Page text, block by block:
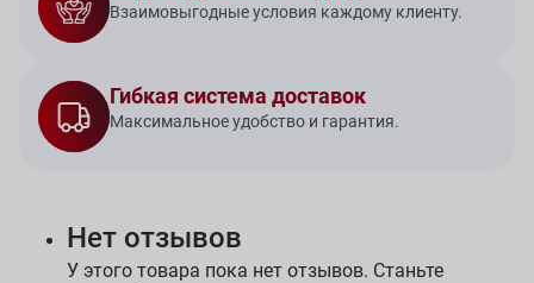
Взаимовыгодные условия каждому клиенту.
Гибкая система доставок
Максимальное удобство и гарантия.
Нет отзывов
У этого товара пока нет отзывов. Станьте